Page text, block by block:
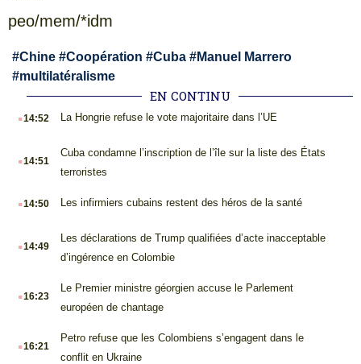
peo/mem/*idm
#Chine #Coopération #Cuba #Manuel Marrero
#multilatéralisme
EN CONTINU
.14:52 La Hongrie refuse le vote majoritaire dans l’UE
.14:51
Cuba condamne l’inscription de l’île sur la liste des États
terroristes
.14:50 Les infirmiers cubains restent des héros de la santé
.14:49
Les déclarations de Trump qualifiées d’acte inacceptable
d’ingérence en Colombie
.16:23
Le Premier ministre géorgien accuse le Parlement
européen de chantage
.16:21
Petro refuse que les Colombiens s’engagent dans le
conflit en Ukraine